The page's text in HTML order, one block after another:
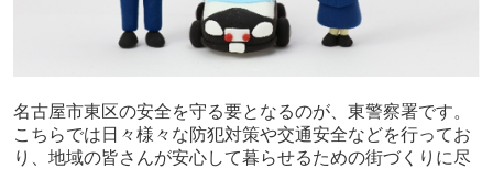
名古屋市東区の安全を守る要となるのが、東警察署です。
こちらでは日々様々な防犯対策や交通安全などを行ってお
り、地域の皆さんが安心して暮らせるための街づくりに尽